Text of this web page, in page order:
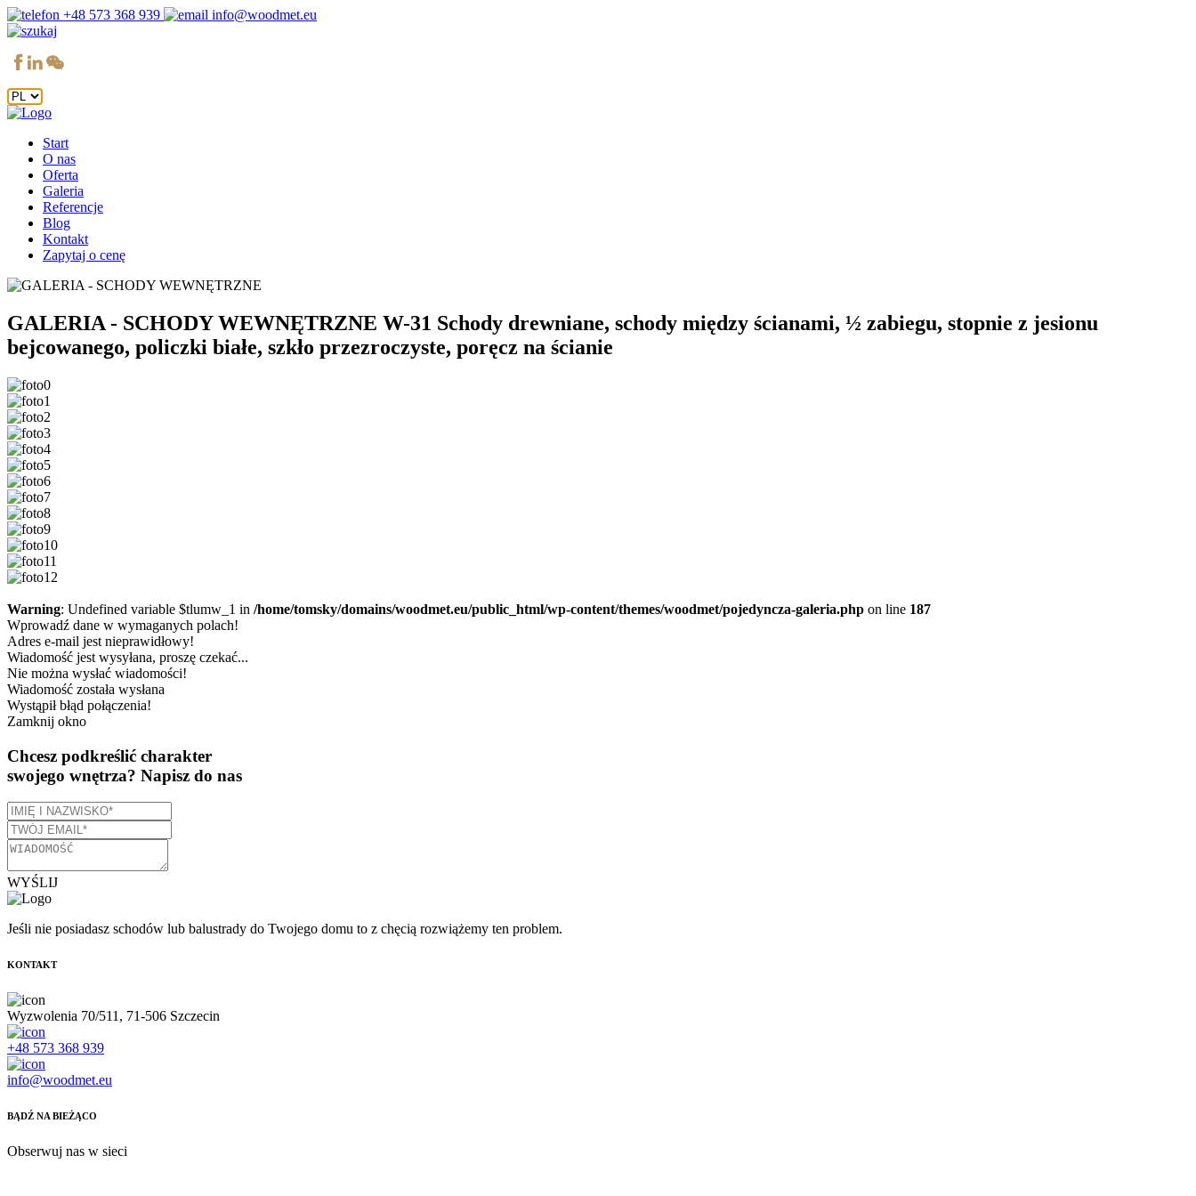
+48 573 368 939 info@woodmet.eu
Start
O nas
Oferta
Galeria
Referencje
Blog
Kontakt
Zapytaj o cenę
GALERIA - SCHODY WEWNĘTRZNE W-31 Schody drewniane, schody między ścianami, ½ zabiegu, stopnie z jesionu
bejcowanego, policzki białe, szkło przezroczyste, poręcz na ścianie
Warning: Undefined variable $tlumw_1 in /home/tomsky/domains/woodmet.eu/public_html/wp-content/themes/woodmet/pojedyncza-galeria.php on line 187
Wprowadź dane w wymaganych polach!
Adres e-mail jest nieprawidłowy!
Wiadomość jest wysyłana, proszę czekać...
Nie można wysłać wiadomości!
Wiadomość została wysłana
Wystąpił błąd połączenia!
Zamknij okno
Chcesz podkreślić charakter
swojego wnętrza? Napisz do nas
WYŚLIJ
Jeśli nie posiadasz schodów lub balustrady do Twojego domu to z chęcią rozwiążemy ten problem.
KONTAKT
Wyzwolenia 70/511, 71-506 Szczecin
+48 573 368 939
info@woodmet.eu
BĄDŹ NA BIEŻĄCO
Obserwuj nas w sieci